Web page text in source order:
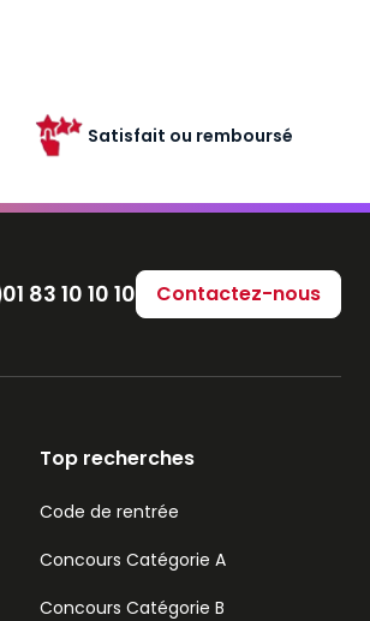
Satisfait ou remboursé
Numéro de téléphone
01 83 10 10 10 Contactez-nous
Top recherches
Code de rentrée
Concours Catégorie A
Concours Catégorie B